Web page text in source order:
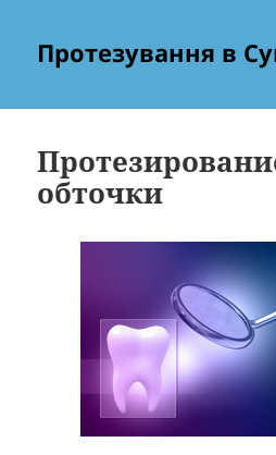
Протезування в
обточки